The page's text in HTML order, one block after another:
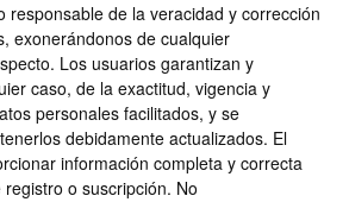
responsable de la veracidad y corrección
exonerándonos de cualquier
Los usuarios garantizan y
caso, de la exactitud, vigencia y
personales facilitados, y se
debidamente actualizados. El
información completa y correcta
o suscripción. No